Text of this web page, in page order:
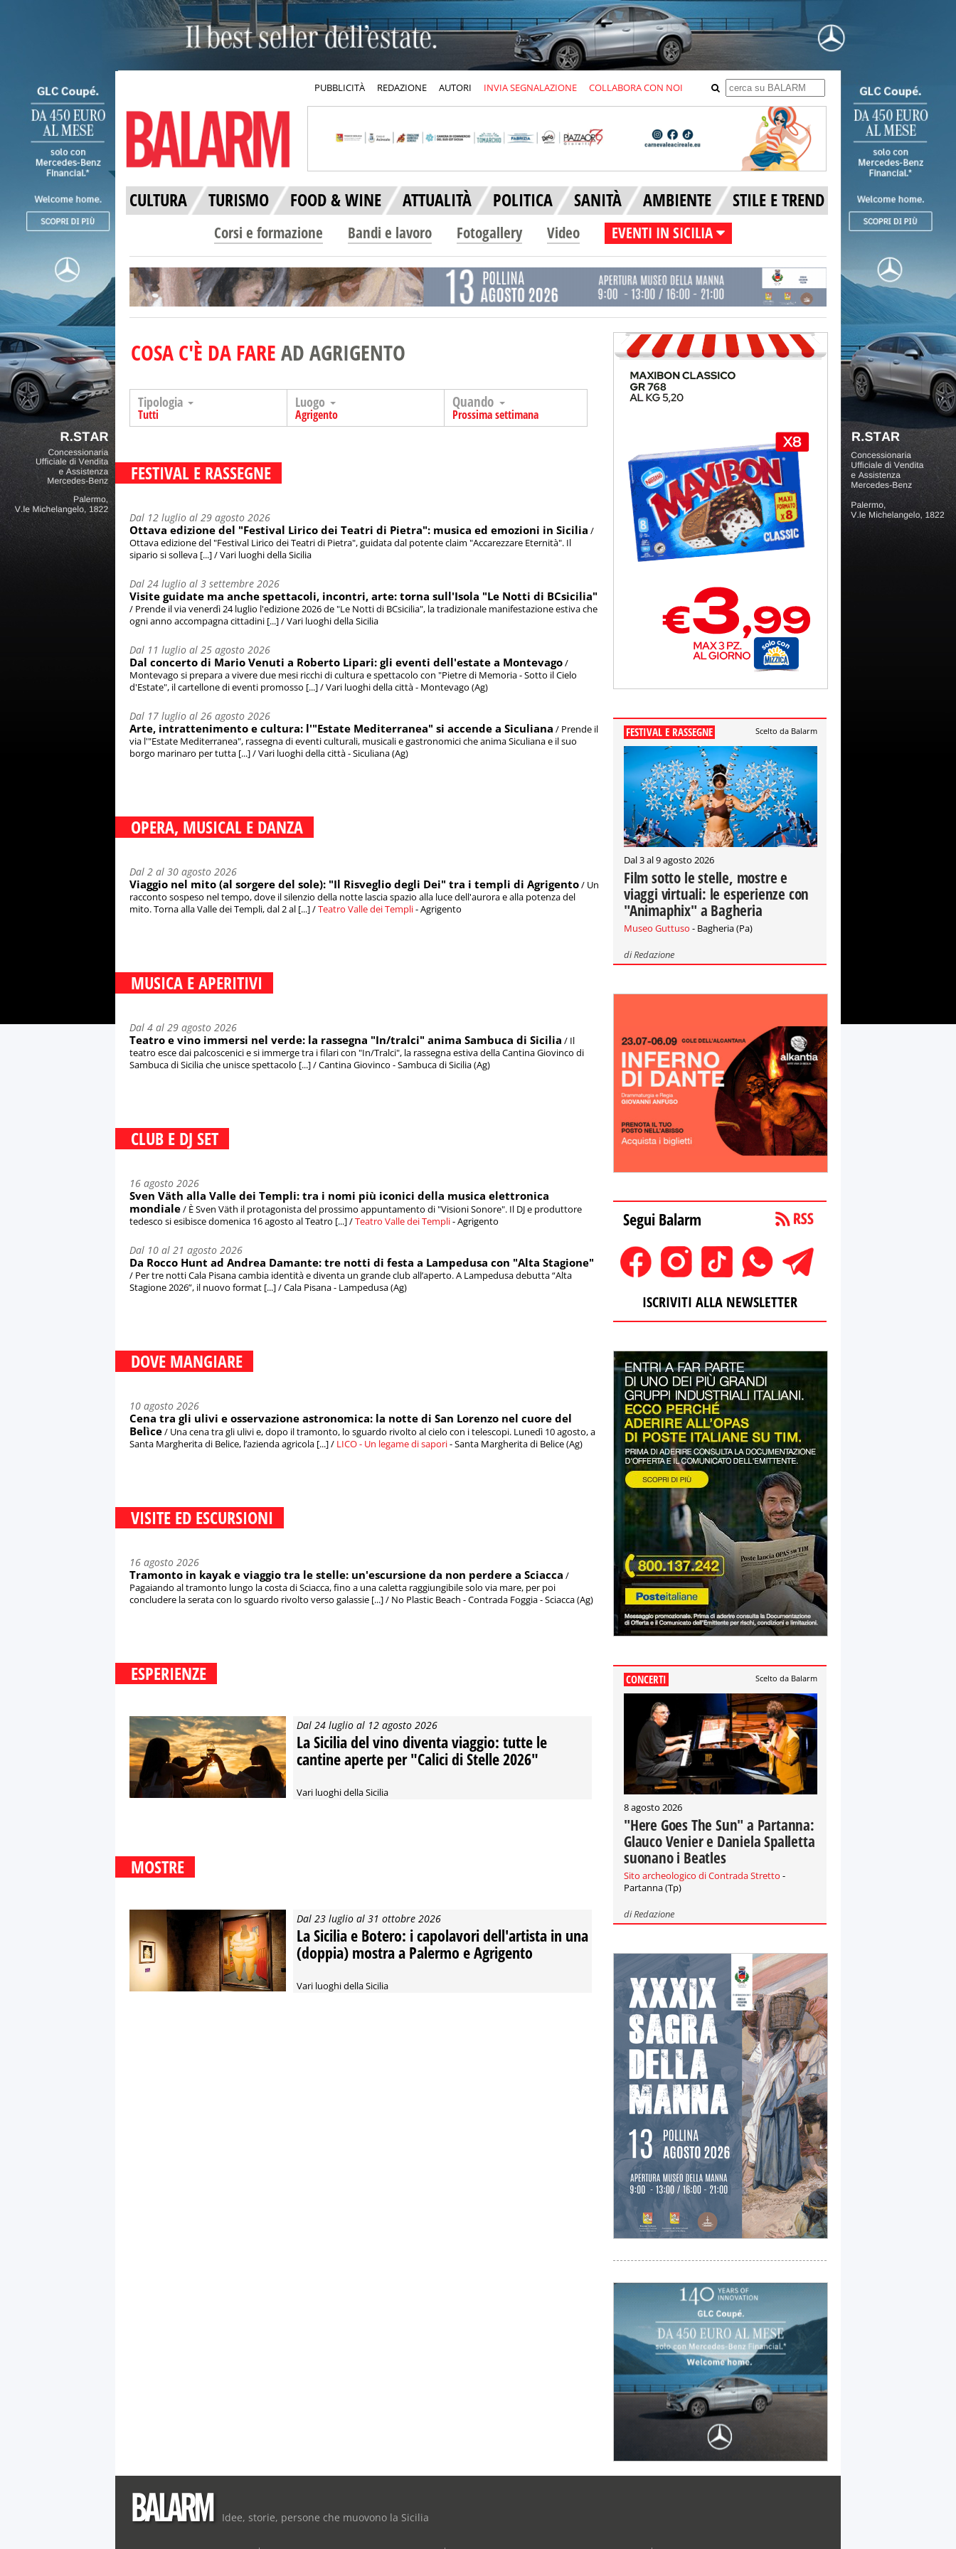
PUBBLICITÀ REDAZIONE AUTORI INVIA SEGNALAZIONE COLLABORA CON NOI
CULTURA TURISMO FOOD & WINE ATTUALITÀ POLITICA SANITÀ AMBIENTE STILE E TREND
Corsi e formazione Bandi e lavoro Fotogallery Video EVENTI IN SICILIA
COSA C'È DA FAREAD AGRIGENTO
Tipologia
Tutti
Luogo
Agrigento
Quando
Prossima settimana
FESTIVAL E RASSEGNE
Dal 12 luglio al 29 agosto 2026
Ottava edizione del "Festival Lirico dei Teatri di Pietra": musica ed emozioni in Sicilia /
Ottava edizione del "Festival Lirico dei Teatri di Pietra", guidata dal potente claim "Accarezzare Eternità". Il
sipario si solleva [...] / Vari luoghi della Sicilia
Dal 24 luglio al 3 settembre 2026
Visite guidate ma anche spettacoli, incontri, arte: torna sull'Isola "Le Notti di BCsicilia"
/ Prende il via venerdì 24 luglio l'edizione 2026 de "Le Notti di BCsicilia", la tradizionale manifestazione estiva che
ogni anno accompagna cittadini [...] / Vari luoghi della Sicilia
Dal 11 luglio al 25 agosto 2026
Dal concerto di Mario Venuti a Roberto Lipari: gli eventi dell'estate a Montevago/
Montevago si prepara a vivere due mesi ricchi di cultura e spettacolo con "Pietre di Memoria - Sotto il Cielo
d'Estate", il cartellone di eventi promosso [...] / Vari luoghi della città - Montevago (Ag)
Dal 17 luglio al 26 agosto 2026
Arte, intrattenimento e cultura: l'"Estate Mediterranea" si accende a Siculiana / Prende il
via l'"Estate Mediterranea", rassegna di eventi culturali, musicali e gastronomici che anima Siculiana e il suo
borgo marinaro per tutta [...] / Vari luoghi della città - Siculiana (Ag)
OPERA, MUSICAL E DANZA
Dal 2 al 30 agosto 2026
Viaggio nel mito (al sorgere del sole): "Il Risveglio degli Dei" tra i templi di Agrigento/ Un
racconto sospeso nel tempo, dove il silenzio della notte lascia spazio alla luce dell'aurora e alla potenza del
mito. Torna alla Valle dei Templi, dal 2 al [...] /Teatro Valle dei Templi- Agrigento
MUSICA E APERITIVI
Dal 4 al 29 agosto 2026
Teatro e vino immersi nel verde: la rassegna "In/tralci" anima Sambuca di Sicilia / Il
teatro esce dai palcoscenici e si immerge tra i filari con "In/Tralci", la rassegna estiva della Cantina Giovinco di
Sambuca di Sicilia che unisce spettacolo [...] / Cantina Giovinco - Sambuca di Sicilia (Ag)
CLUB E DJ SET
16 agosto 2026
Sven Väth alla Valle dei Templi: tra i nomi più iconici della musica elettronica
mondiale/ È Sven Väth il protagonista del prossimo appuntamento di "Visioni Sonore". Il DJ e produttore
tedesco si esibisce domenica 16 agosto al Teatro [...] /Teatro Valle dei Templi- Agrigento
Dal 10 al 21 agosto 2026
Da Rocco Hunt ad Andrea Damante: tre notti di festa a Lampedusa con "Alta Stagione"
/ Per tre notti Cala Pisana cambia identità e diventa un grande club all’aperto. A Lampedusa debutta “Alta
Stagione 2026”, il nuovo format [...] / Cala Pisana - Lampedusa (Ag)
DOVE MANGIARE
10 agosto 2026
Cena tra gli ulivi e osservazione astronomica: la notte di San Lorenzo nel cuore del
Belìce/ Una cena tra gli ulivi e, dopo il tramonto, lo sguardo rivolto al cielo con i telescopi. Lunedì 10 agosto, a
Santa Margherita di Belice, l’azienda agricola [...] / LICO - Un legame di sapori- Santa Margherita di Belice (Ag)
VISITE ED ESCURSIONI
16 agosto 2026
Tramonto in kayak e viaggio tra le stelle: un'escursione da non perdere a Sciacca /
Pagaiando al tramonto lungo la costa di Sciacca, fino a una caletta raggiungibile solo via mare, per poi
concludere la serata con lo sguardo rivolto verso galassie [...] / No Plastic Beach - Contrada Foggia - Sciacca (Ag)
ESPERIENZE
Dal 24 luglio al 12 agosto 2026
La Sicilia del vino diventa viaggio: tutte le
cantine aperte per "Calici di Stelle 2026"
Vari luoghi della Sicilia
MOSTRE
Dal 23 luglio al 31 ottobre 2026
La Sicilia e Botero: i capolavori dell'artista in una
(doppia) mostra a Palermo e Agrigento
Vari luoghi della Sicilia
FESTIVAL E RASSEGNE Scelto da Balarm
Dal 3 al 9 agosto 2026
Film sotto le stelle, mostre e
viaggi virtuali: le esperienze con
"Animaphix" a Bagheria
Museo Guttuso - Bagheria (Pa)
diRedazione
Segui Balarm
ISCRIVITI ALLA NEWSLETTER
CONCERTI Scelto da Balarm
8 agosto 2026
"Here Goes The Sun" a Partanna:
Glauco Venier e Daniela Spalletta
suonano i Beatles
Sito archeologico di Contrada Stretto -
Partanna (Tp)
diRedazione
Idee, storie, persone che muovono la Sicilia